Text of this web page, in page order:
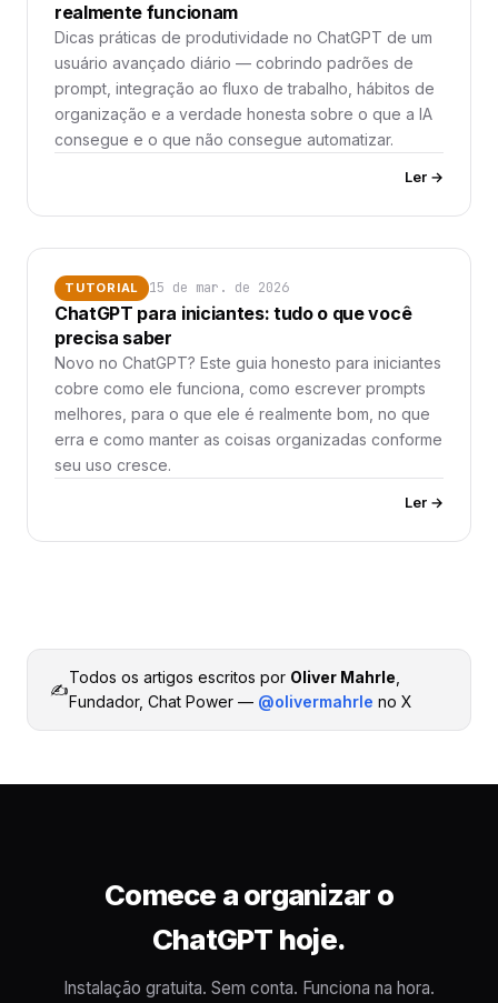
realmente funcionam
Dicas práticas de produtividade no ChatGPT de um
usuário avançado diário — cobrindo padrões de
prompt, integração ao fluxo de trabalho, hábitos de
organização e a verdade honesta sobre o que a IA
consegue e o que não consegue automatizar.
Ler →
TUTORIAL 15 de mar. de 2026
ChatGPT para iniciantes: tudo o que você
precisa saber
Novo no ChatGPT? Este guia honesto para iniciantes
cobre como ele funciona, como escrever prompts
melhores, para o que ele é realmente bom, no que
erra e como manter as coisas organizadas conforme
seu uso cresce.
Ler →
✍️
Todos os artigos escritos por Oliver Mahrle
Fundador, Chat Power — @olivermahrle no X
Comece a organizar o
ChatGPT hoje.
Instalação gratuita. Sem conta. Funciona na hora.